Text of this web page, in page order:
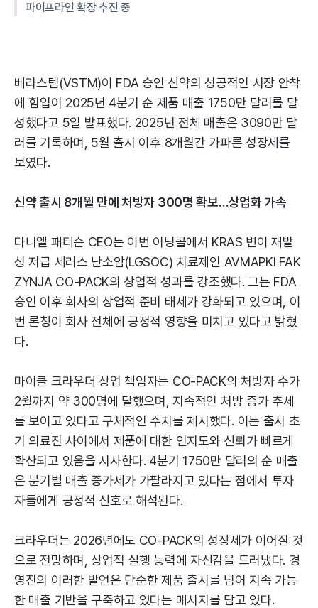
파이프라인 확장 추진 중
베라스템(VSTM)이 FDA 승인 신약의 성공적인 시장 안착
에 힘입어 2025년 4분기 순 제품 매출 1750만 달러를 달
성했다고 5일 발표했다. 2025년 전체 매출은 3090만 달
러를 기록하며, 5월 출시 이후 8개월간 가파른 성장세를
보였다.
신약 출시 8개월 만에 처방자 300명 확보…상업화 가속
다니엘 패터슨 CEO는 이번 어닝콜에서 KRAS 변이 재발
성 저급 세러스 난소암(LGSOC) 치료제인 AVMAPKI FAK
ZYNJA CO-PACK의 상업적 성과를 강조했다. 그는 FDA
승인 이후 회사의 상업적 준비 태세가 강화되고 있으며, 이
번 론칭이 회사 전체에 긍정적 영향을 미치고 있다고 밝혔
다.
마이클 크라우더 상업 책임자는 CO-PACK의 처방자 수가
2월까지 약 300명에 달했으며, 지속적인 처방 증가 추세
를 보이고 있다고 구체적인 수치를 제시했다. 이는 출시 초
기 의료진 사이에서 제품에 대한 인지도와 신뢰가 빠르게
확산되고 있음을 시사한다. 4분기 1750만 달러의 순 매출
은 분기별 매출 증가세가 가팔라지고 있다는 점에서 투자
자들에게 긍정적 신호로 해석된다.
크라우더는 2026년에도 CO-PACK의 성장세가 이어질 것
으로 전망하며, 상업적 실행 능력에 자신감을 드러냈다. 경
영진의 이러한 발언은 단순한 제품 출시를 넘어 지속 가능
한 매출 기반을 구축하고 있다는 메시지를 담고 있다.